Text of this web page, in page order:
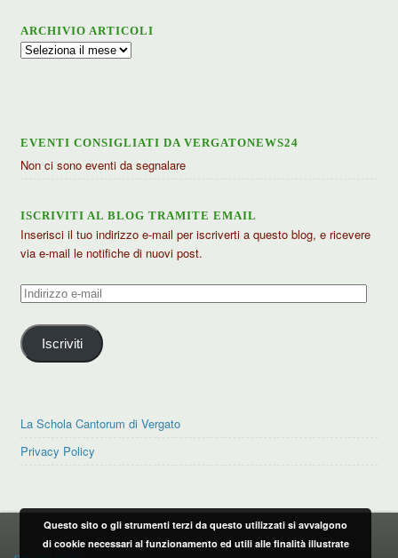
ARCHIVIO ARTICOLI
Archivio
EVENTI CONSIGLIATI DA VERGATONEWS24
Non ci sono eventi da segnalare
ISCRIVITI AL BLOG TRAMITE EMAIL
Inserisci il tuo indirizzo e-mail per iscriverti a questo blog, e ricevere
via e-mail le notifiche di nuovi post.
Indirizzo
mail
Iscriviti
La Schola Cantorum di Vergato
Privacy Policy
PRIVACY POLICY
Questo sito o gli strumenti terzi da questo utilizzati si avvalgono
di cookie necessari al funzionamento ed utili alle finalità illustrate